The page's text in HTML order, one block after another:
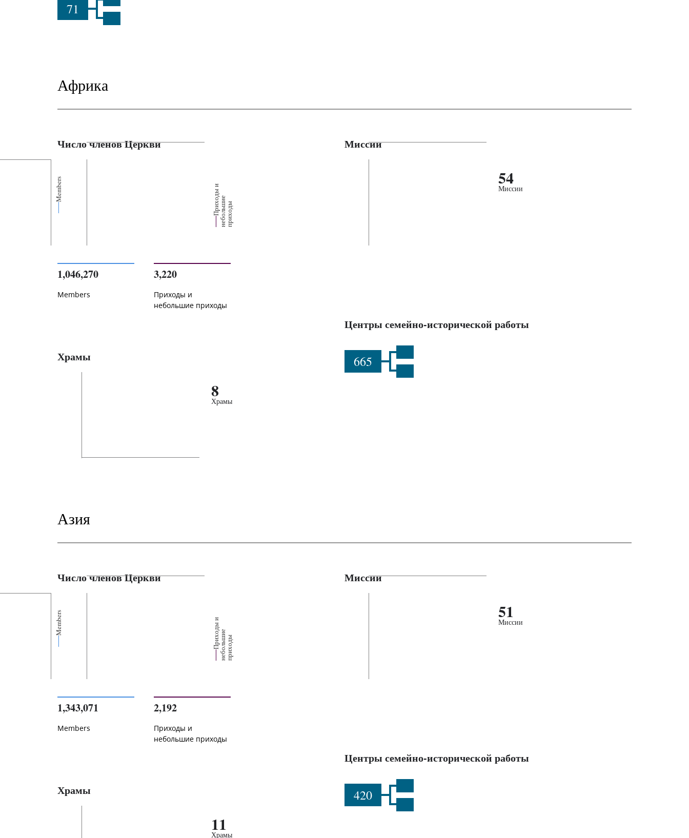
71
Африка
Число членов Церкви
Members П
р
их
о
д
ы
и
н
е
б
о
л
ьш
ие
п
р
и
х
о
ды
1,046,270
Members
3,220
Приходы и
небольшие приходы
Миссии
54
Миссии
Центры семейно-исторической работы
665
Храмы
8
Храмы
Азия
Число членов Церкви
Members П
р
их
о
д
ы
и
н
е
б
о
л
ьш
ие
п
р
и
х
о
ды
1,343,071
Members
2,192
Приходы и
небольшие приходы
Миссии
51
Миссии
Центры семейно-исторической работы
420
Храмы
11
Храмы